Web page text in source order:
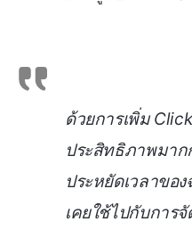
ด้วยการเพิ่ม
ประสิทธิภาพมาก
ประหยัดเวลาขอ
เคยใช้ไปกับการ